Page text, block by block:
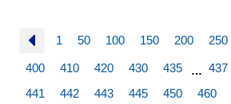
1 50 100 150 200 250
400 410 420 430 435 … 437
441
442 443 445 450 460